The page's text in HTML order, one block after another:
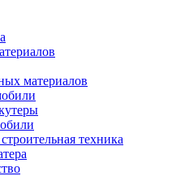
материалов
техника